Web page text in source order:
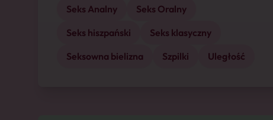
Seks Analny
Seks Oralny
Seks hiszpański
Seks klasyczny
Seksowna bielizna
Szpilki Uległość